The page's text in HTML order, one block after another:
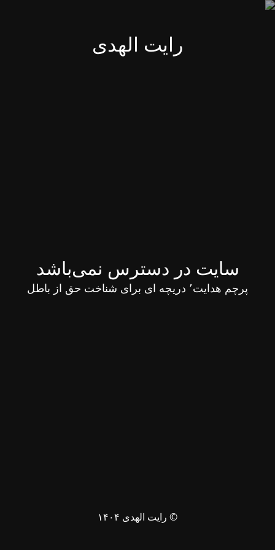
رایت الهدی
سایت در دسترس نمی‌باشد
پرچم هدایت٬ دریچه ای برای شناخت حق از باطل
© رایت الهدی ۱۴۰۴